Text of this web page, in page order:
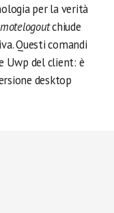
per la verità
chiude
Questi comandi
Uwp del client: è
desktop